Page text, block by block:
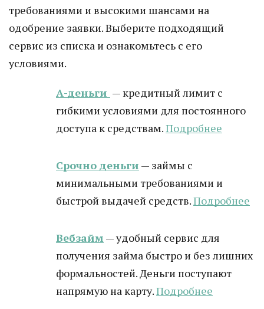
требованиями и высокими шансами на
одобрение заявки. Выберите подходящий
сервис из списка и ознакомьтесь с его
условиями.
А-деньги — кредитный лимит с
гибкими условиями для постоянного
доступа к средствам.Подробнее
Срочно деньги — займы с
минимальными требованиями и
быстрой выдачей средств.Подробнее
Вебзайм — удобный сервис для
получения займа быстро и без лишних
формальностей. Деньги поступают
напрямую на карту.Подробнее